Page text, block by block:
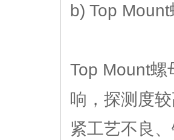
b) Top
Top Mount螺
响，探测度
紧工艺不良